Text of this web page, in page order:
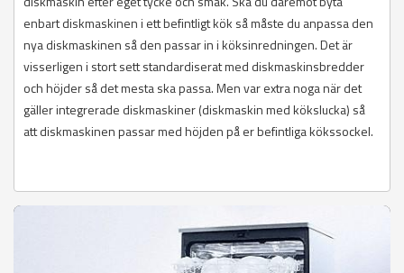
enbart diskmaskinen i ett befintligt kök så måste du anpassa den
nya diskmaskinen så den passar in i köksinredningen. Det är
visserligen i stort sett standardiserat med diskmaskinsbredder
och höjder så det mesta ska passa. Men var extra noga när det
gäller integrerade diskmaskiner (diskmaskin med kökslucka) så
att diskmaskinen passar med höjden på er befintliga kökssockel.